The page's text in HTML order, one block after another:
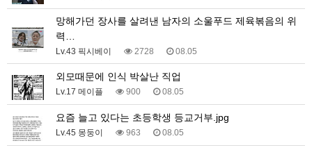
망해가던 장사를 살려낸 남자의 소울푸드 제육볶음의 위
력…
Lv.43 픽시베이 2728 08.05
외모때문에 인식 박살난 직업
Lv.17 메이플 900 08.05
요즘 늘고 있다는 초등학생 등교거부.jpg
Lv.45 몽둥이 963 08.05